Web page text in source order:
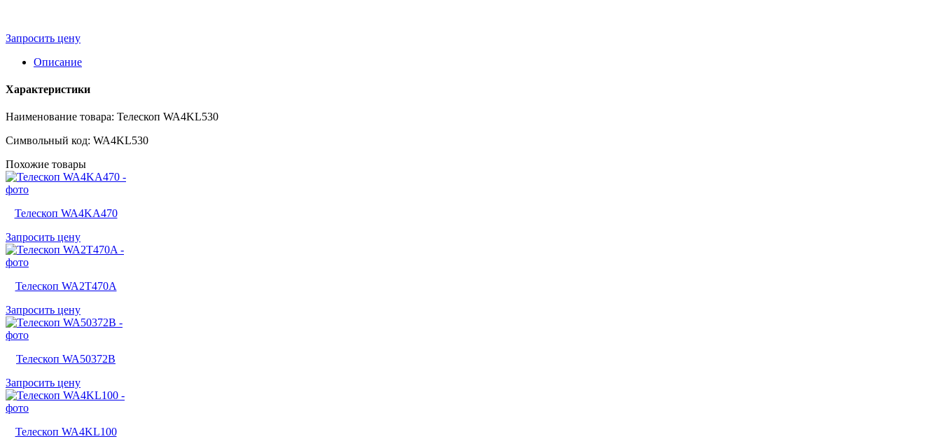
Запросить цену
Описание
Характеристики
Наименование товара: Телескоп WA4KL530
Символьный код: WA4KL530
Похожие товары
Телескоп WA4KA470
Запросить цену
Телескоп WA2T470A
Запросить цену
Телескоп WA50372B
Запросить цену
Телескоп WA4KL100